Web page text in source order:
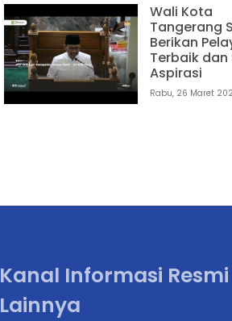
Wali Kota
Tangerang
Berikan
Terbaik dan
Aspirasi
Rabu, 26 Maret
Kanal Informasi Resmi
Lainnya